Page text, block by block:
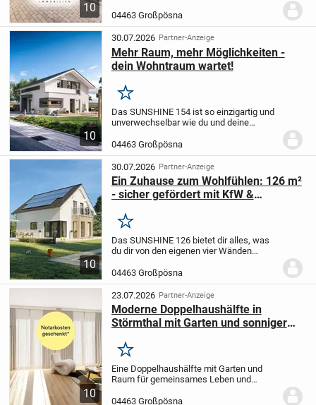
10
Seenähe.Das um 1900 erbaute
freistehende Einfamilienhaus bietet auf
ca. 100 m² Wohnfläche ein...
04463 Großpösna
10
30.07.2026 Partner-Anzeige
Mehr Raum, mehr Möglichkeiten -
dein Wohntraum wartet!
Merken
Das SUNSHINE 154 ist so einzigartig und
unverwechselbar wie du und deine
der schicken, geradläufigen Treppe zieht
es deinen Blick direkt hinaus in den
Garten....
04463 Großpösna
10
30.07.2026 Partner-Anzeige
Ein Zuhause zum Wohlfühlen: 126 m²
- sicher gefördert mit KfW &
Merken
Das SUNSHINE 126 bietet dir alles, was
du dir von den eigenen vier Wänden
attraktive Architektur und das schicke
Design und im Inneren die clevere und
großzügige...
04463 Großpösna
10
23.07.2026 Partner-Anzeige
Moderne Doppelhaushälfte in
Störmthal mit Garten und sonniger
Merken
Eine Doppelhaushälfte mit Garten und
Raum für gemeinsames Leben und
Zuhause. Freuen Sie sich auf offene
04463 Großpösna